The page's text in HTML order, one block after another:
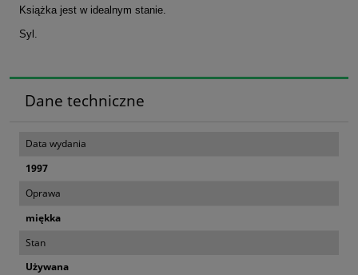
Książka jest w idealnym stanie.
Syl.
Dane techniczne
Data wydania
1997
Oprawa
miękka
Stan
Używana